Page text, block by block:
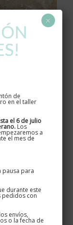
de
en el taller
el 6 de julio
Los
a
el mes de
pausa para
durante este
con
envíos,
o la fecha de
×